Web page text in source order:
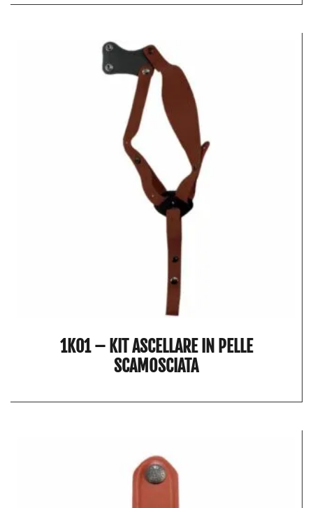
1K01 – KIT ASCELLARE IN PELLE
SCAMOSCIATA